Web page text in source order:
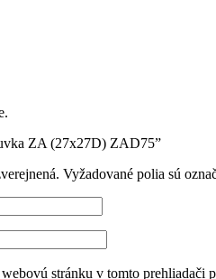
ZA (27x27D) ZAD75”
Vyžadované polia sú
stránku v tomto prehliadači